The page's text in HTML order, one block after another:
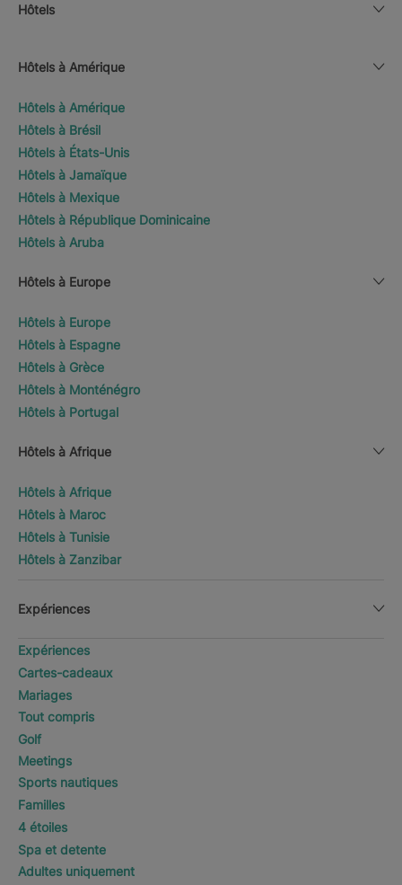
Hôtels
Hôtels à Amérique
Hôtels à Amérique
Hôtels à Brésil
Hôtels à États-Unis
Hôtels à Jamaïque
Hôtels à Mexique
Hôtels à République Dominicaine
Hôtels à Aruba
Hôtels à Europe
Hôtels à Europe
Hôtels à Espagne
Hôtels à Grèce
Hôtels à Monténégro
Hôtels à Portugal
Hôtels à Afrique
Hôtels à Afrique
Hôtels à Maroc
Hôtels à Tunisie
Hôtels à Zanzibar
Expériences
Expériences
Cartes-cadeaux
Mariages
Tout compris
Golf
Meetings
Sports nautiques
Familles
4 étoiles
Spa et detente
Adultes uniquement